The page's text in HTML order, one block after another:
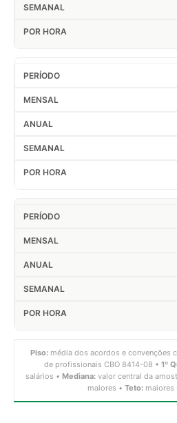
Piso: média dos acordos e convenções
de profissionais CBO 8414-08 • 1º
salários • Mediana: valor central da
maiores • Teto: